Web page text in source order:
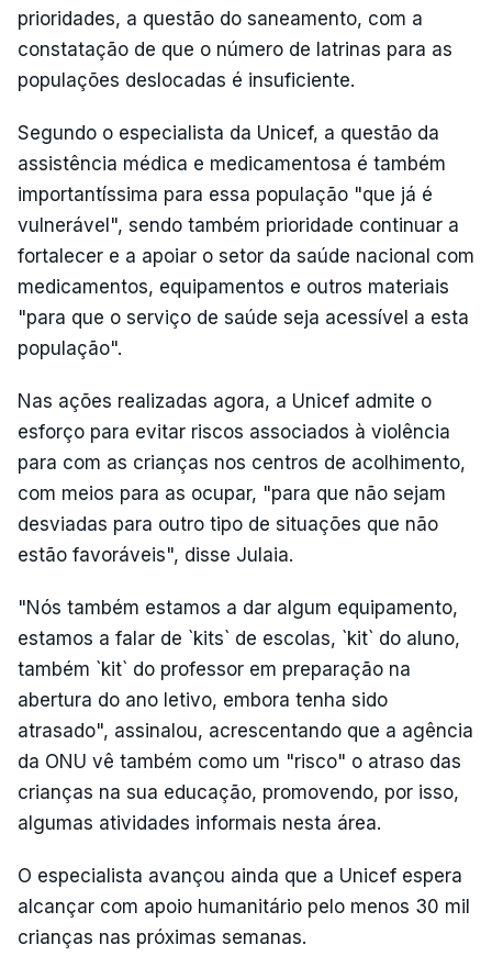
prioridades, a questão do saneamento, com a
constatação de que o número de latrinas para as
populações deslocadas é insuficiente.
Segundo o especialista da Unicef, a questão da
assistência médica e medicamentosa é também
importantíssima para essa população "que já é
vulnerável", sendo também prioridade continuar a
fortalecer e a apoiar o setor da saúde nacional com
medicamentos, equipamentos e outros materiais
"para que o serviço de saúde seja acessível a esta
população".
Nas ações realizadas agora, a Unicef admite o
esforço para evitar riscos associados à violência
para com as crianças nos centros de acolhimento,
com meios para as ocupar, "para que não sejam
desviadas para outro tipo de situações que não
estão favoráveis", disse Julaia.
"Nós também estamos a dar algum equipamento,
estamos a falar de `kits` de escolas, `kit` do aluno,
também `kit` do professor em preparação na
abertura do ano letivo, embora tenha sido
atrasado", assinalou, acrescentando que a agência
da ONU vê também como um "risco" o atraso das
crianças na sua educação, promovendo, por isso,
algumas atividades informais nesta área.
O especialista avançou ainda que a Unicef espera
alcançar com apoio humanitário pelo menos 30 mil
crianças nas próximas semanas.